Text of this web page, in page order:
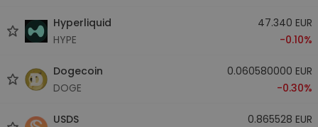
Hyperliquid
HYPE
47.340 EUR
-0.10%
Dogecoin
DOGE
0.060580000 EUR
-0.30%
USDS
0.865528 EUR